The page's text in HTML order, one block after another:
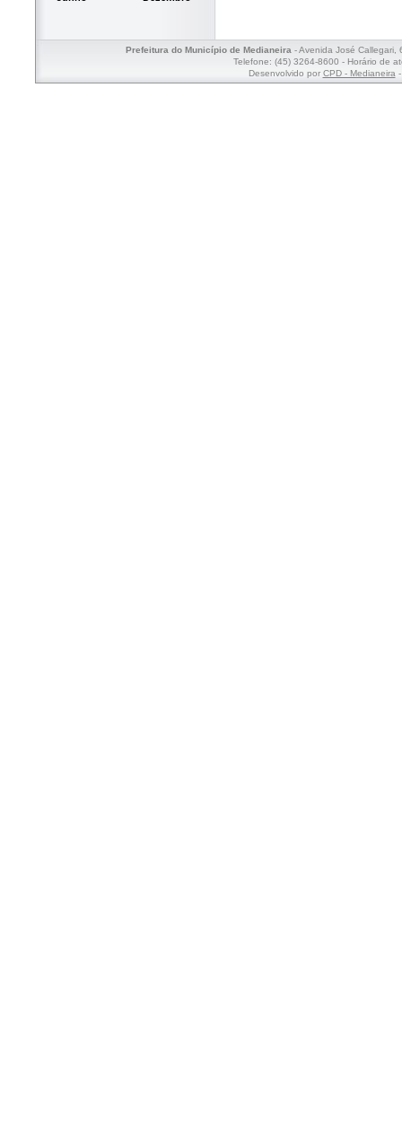
Prefeitura do Município de Medianeira- Avenida José Callegari,
Telefone: (45) 3264-8600 - Horário de
Desenvolvido por CPD - Medianeira-